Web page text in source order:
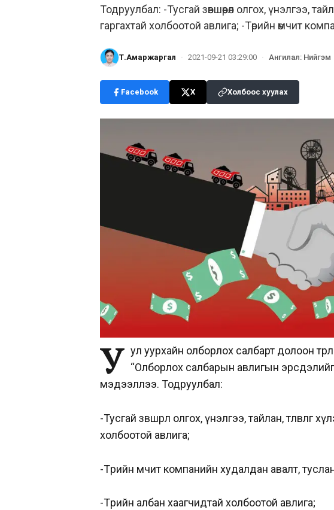
Тодруулбал: -Тусгай зөвшөөрөл олгох, үнэлгээ,
гаргахтай холбоотой авлига; -Төрийн өмчит
Т.Амаржаргал · 2021-09-21 03:29:00 · Ангилал: Нийгэм
Facebook X Холбоос хуулах
У ул уурхайн олборлох салбарт долоон
“Олборлох салбарын авлигын эрсдэлийг
мэдээллээ. Тодруулбал:
-Тусгай зөвшөөрөл олгох, үнэлгээ, тайлан,
холбоотой авлига;
-Төрийн өмчит компанийн худалдан авалт,
-Төрийн албан хаагчидтай холбоотой авлига;